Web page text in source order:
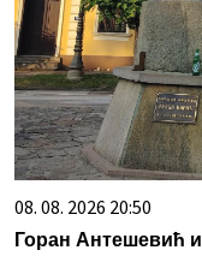
08. 08. 2026 20:50
Горан Антешевић